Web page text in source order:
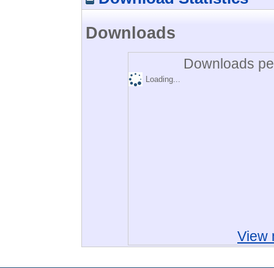
Downloads
Downloads
Loading...
View